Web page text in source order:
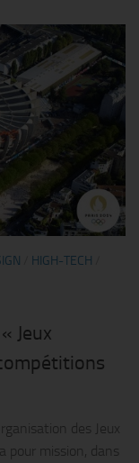
HIGH-TECH
Jeux
des Jeux
pour mission, dans